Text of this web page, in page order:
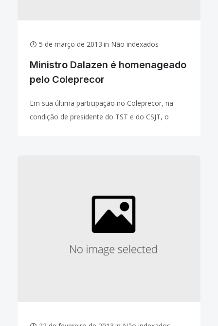
5 de março de 2013 in Não indexados
Ministro Dalazen é homenageado
pelo Coleprecor
Em sua última participação no Coleprecor, na
condição de presidente do TST e do CSJT, o